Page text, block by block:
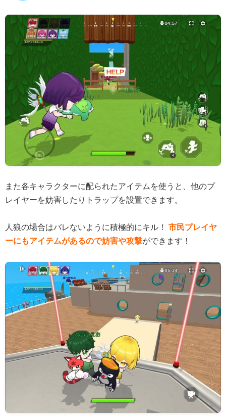
また各キャラクターに配られたアイテムを使うと、他のプ
レイヤーを妨害したりトラップを設置できます。
人狼の場合はバレないように積極的にキル！
市民プレイヤ
ーにもアイテムがあるので妨害や攻撃ができます！